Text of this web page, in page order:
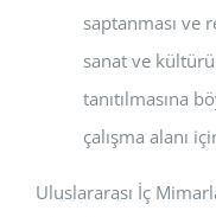
saptanması ve
sanat ve
tanıtılmasına
çalışma alanı
Uluslararası İç